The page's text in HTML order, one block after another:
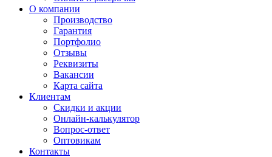
О компании
Производство
Гарантия
Портфолио
Отзывы
Реквизиты
Вакансии
Карта сайта
Клиентам
Скидки и акции
Онлайн-калькулятор
Вопрос-ответ
Оптовикам
Контакты